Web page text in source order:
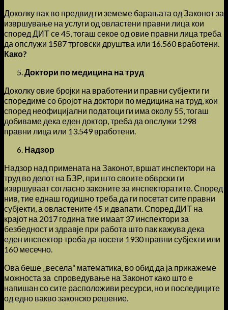
Доколку пак во предвид ги земеме барањата од Законот за
извршување на услуги од овластени правни лица кои
според ДИТ се 45, тогаш секое од овие правни лица треба
да опслужи 1587 трговски друштва или 16.560 вработени.
Како?
Доктори по медицина на труд
Доколку овие бројки на вработени и правни субјекти ги
споредиме со бројот на доктори по медицина на труд, кои
според неофицијални податоци ги има околу 55, тогаш
добиваме дека еден доктор, треба да опслужи 1298
правни лица или 13.549 вработени.
Надзор
Надзор над примената на Законот, вршат инспектори на
труд во делот на БЗР, при што своите обврски ги
извршуваат согласно законите за инспекторатите. Според
нив, тие еднаш годишно треба да ги посетат сите правни
субјекти, а овластените 45 и двапати. Според ДИТ на
крајот на 2017 година тие имаат 37 инспектори за
безбедност и здравје при работа што пак кажува дека
еден инспектор треба да посети 1930 правни субјекти или
160 месечно.
Ова беше „весела“ математика, во обид да ја прикажеме
можноста за спроведување на Законот како што е
напишан со сите расположиви ресурси, но и последиците
од едно вакво законско решение.